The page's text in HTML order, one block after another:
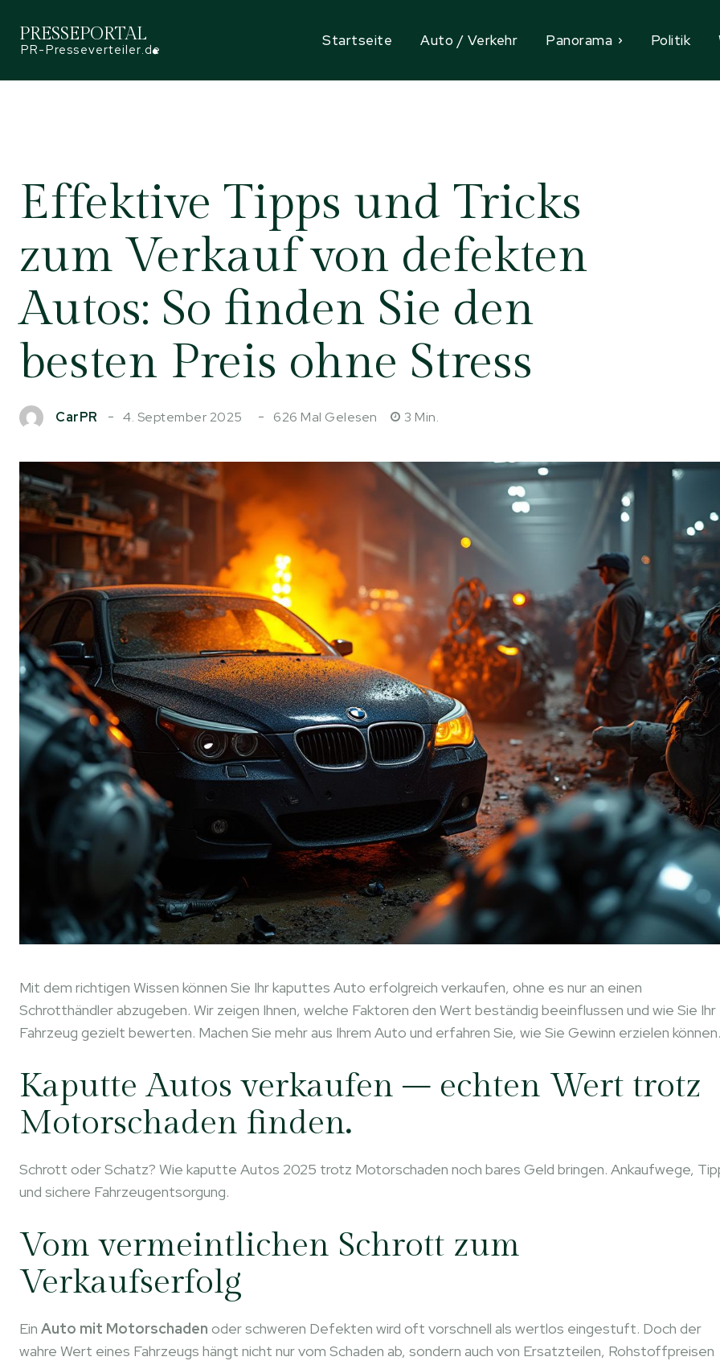
PRESSEPORTAL
PR-Presseverteiler.de
Startseite Auto / Verkehr Panorama Politik
Effektive Tipps und Tricks
zum Verkauf von defekten
Autos: So finden Sie den
besten Preis ohne Stress
CarPR 4. September 2025 626 Mal Gelesen 3 Min.
Mit dem richtigen Wissen können Sie Ihr kaputtes Auto erfolgreich verkaufen, ohne es nur an einen
Schrotthändler abzugeben. Wir zeigen Ihnen, welche Faktoren den Wert beständig beeinflussen und wie Sie Ihr
Fahrzeug gezielt bewerten. Machen Sie mehr aus Ihrem Auto und erfahren Sie, wie Sie Gewinn erzielen können.
Kaputte Autos verkaufen – echten Wert trotz
Motorschaden finden.
Schrott oder Schatz? Wie kaputte Autos 2025 trotz Motorschaden noch bares Geld bringen. Ankaufwege,
und sichere Fahrzeugentsorgung.
Vom vermeintlichen Schrott zum
Verkaufserfolg
Ein Auto mit Motorschaden oder schweren Defekten wird oft vorschnell als wertlos eingestuft. Doch der
wahre Wert eines Fahrzeugs hängt nicht nur vom Schaden ab, sondern auch von Ersatzteilen, Rohstoffpreisen